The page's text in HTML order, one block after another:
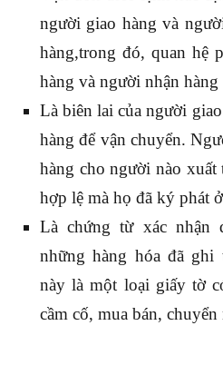
người giao hàng và
hàng,trong đó, quan hệ
hàng và người nhận hàng
Là biên lai của người
hàng để vận chuyển.
hàng cho người nào
hợp lệ mà họ đã ký phát
Là chứng từ xác nhận
những hàng hóa đã
này là một loại giấy tờ
cầm cố, mua bán,